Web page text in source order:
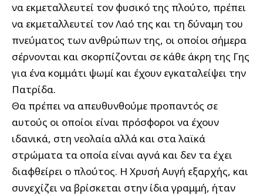
να εκμεταλλευτεί τον φυσικό της πλούτο, πρέπει
να εκμεταλλευτεί τον Λαό της και τη δύναμη του
πνεύματος των ανθρώπων της, οι οποίοι σήμερα
σέρνονται και σκορπίζονται σε κάθε άκρη της Γης
για ένα κομμάτι ψωμί και έχουν εγκαταλείψει την
Πατρίδα.
Θα πρέπει να απευθυνθούμε προπαντός σε
αυτούς οι οποίοι είναι πρόσφοροι να έχουν
ιδανικά, στη νεολαία αλλά και στα λαϊκά
στρώματα τα οποία είναι αγνά και δεν τα έχει
διαφθείρει ο πλούτος. Η Χρυσή Αυγή εξαρχής, και
συνεχίζει να βρίσκεται στην ίδια γραμμή, ήταν